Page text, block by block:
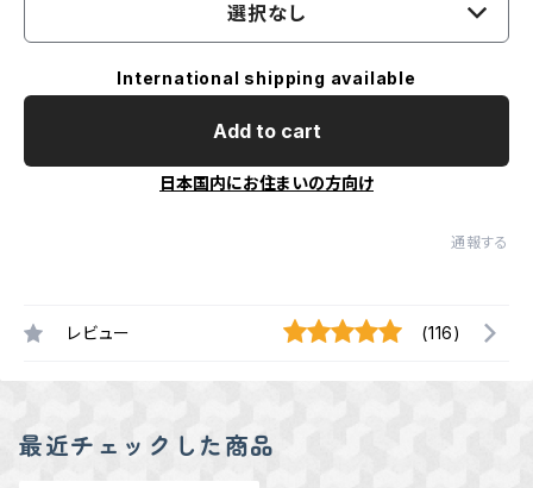
選択なし
International shipping available
Add to cart
日本国内にお住まいの方向け
通報する
レビュー (116)
最近チェックした商品